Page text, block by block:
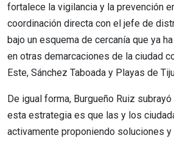
fortalece la vigilancia y la prevención
coordinación directa con el jefe de
bajo un esquema de cercanía que ya
en otras demarcaciones de la ciudad
Este, Sánchez Taboada y Playas de
De igual forma, Burgueño Ruiz
esta estrategia es que las y los
activamente proponiendo soluciones y